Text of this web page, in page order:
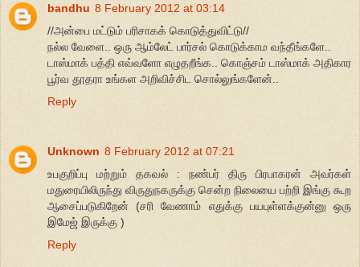
bandhu 8 February 2012 at 03:14
//அன்பை மட்டும் பரிசாகக் கொடுத்துவிட்டு//
நல்ல வேளை.. ஒரு ஆம்லேட் பார்சல் கொடுக்காம வந்தீங்களே..
டாஸ்மாக் பத்தி எவ்வளோ எழுதறீங்க.. கொஞ்சம் டாஸ்மாக் அதிகார
பூர்வ தூதரா உங்கள அறிவிச்சிட சொல்லுங்களேன்..
Reply
Unknown 8 February 2012 at 07:21
உபகுறிப்பு மற்றும் தகவல் : நண்பர் திரு பிரபாகரன் அவர்கள்
மதுரையிலிருந்து விருதுநகருக்கு சென்ற நிலையை பற்றி இங்கு கூற
ஆசைப்படுகிறேன் (சரி வேணாம் எதுக்கு பயபுள்ளக்குன்னு ஒரு
இமேஜ் இருக்கு )
Reply